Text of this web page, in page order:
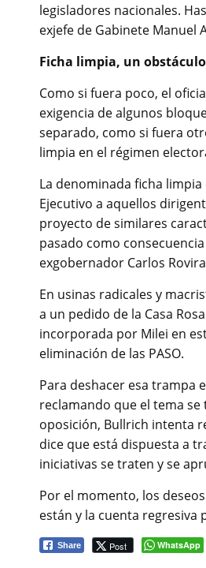
legisladores nacionales.
exjefe de Gabinete Manuel
Ficha limpia, un obstáculo
Como si fuera poco, el
exigencia de algunos
separado, como si fuera
limpia en el régimen
La denominada ficha
Ejecutivo a aquellos
proyecto de similares
pasado como
exgobernador Carlos
En usinas radicales y
a un pedido de la Casa
incorporada por Milei en
eliminación de las PASO.
Para deshacer esa trampa
reclamando que el tema
oposición, Bullrich intenta
dice que está dispuesta a
iniciativas se traten y se
Por el momento, los
están y la cuenta
Share Post WhatsApp